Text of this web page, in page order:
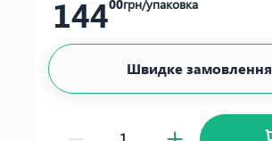
14400грн/упаковка
Швидке замовлення